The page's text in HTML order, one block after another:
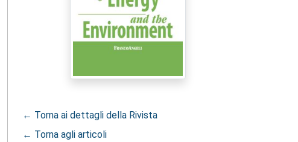
← Torna ai dettagli della Rivista
← Torna agli articoli